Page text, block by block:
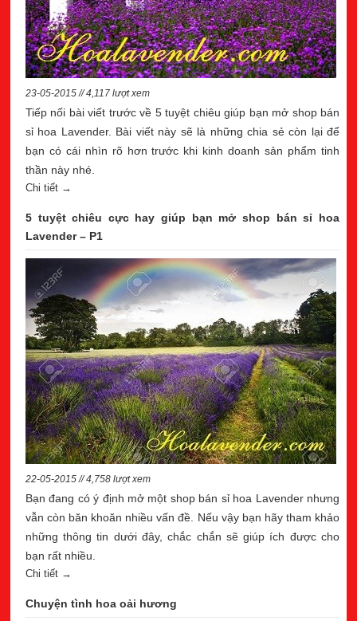
23-05-2015 // 4,117 lượt xem
Tiếp nối bài viết trước về 5 tuyệt chiêu giúp bạn mở shop bán
sỉ hoa Lavender. Bài viết này sẽ là những chia sẻ còn lại để
bạn có cái nhìn rõ hơn trước khi kinh doanh sản phẩm tinh
thần này nhé.
Chi tiết →
5 tuyệt chiêu cực hay giúp bạn mở shop bán sỉ hoa
Lavender – P1
22-05-2015 // 4,758 lượt xem
Bạn đang có ý định mở một shop bán sỉ hoa Lavender nhưng
vẫn còn băn khoăn nhiều vấn đề. Nếu vậy bạn hãy tham khảo
những thông tin dưới đây, chắc chắn sẽ giúp ích được cho
bạn rất nhiều.
Chi tiết →
Chuyện tình hoa oải hương